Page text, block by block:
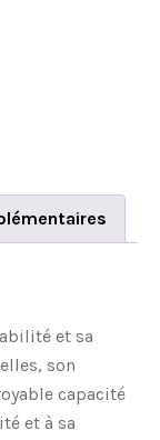
et sa
son
capacité
et à sa